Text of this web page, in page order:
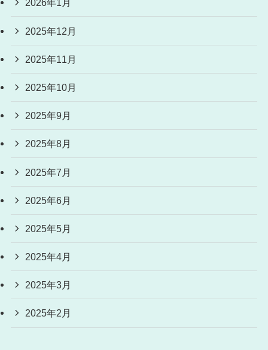
2026年1月
2025年12月
2025年11月
2025年10月
2025年9月
2025年8月
2025年7月
2025年6月
2025年5月
2025年4月
2025年3月
2025年2月